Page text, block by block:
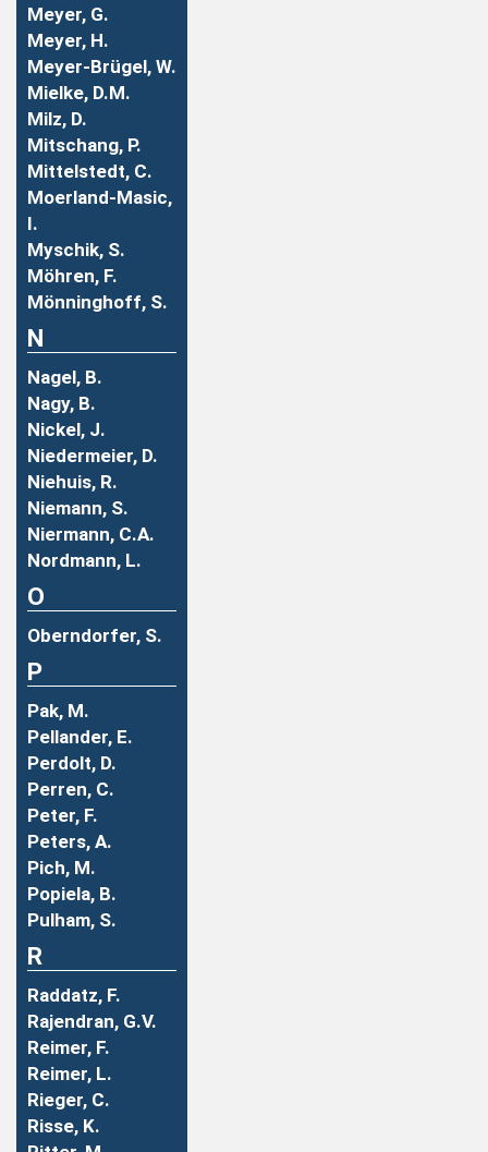
Meyer, G.
Meyer, H.
Meyer-Brügel, W.
Mielke, D.M.
Milz, D.
Mitschang, P.
Mittelstedt, C.
Moerland-Masic,
I.
Myschik, S.
Möhren, F.
Mönninghoff, S.
N
Nagel, B.
Nagy, B.
Nickel, J.
Niedermeier, D.
Niehuis, R.
Niemann, S.
Niermann, C.A.
Nordmann, L.
O
Oberndorfer, S.
P
Pak, M.
Pellander, E.
Perdolt, D.
Perren, C.
Peter, F.
Peters, A.
Pich, M.
Popiela, B.
Pulham, S.
R
Raddatz, F.
Rajendran, G.V.
Reimer, F.
Reimer, L.
Rieger, C.
Risse, K.